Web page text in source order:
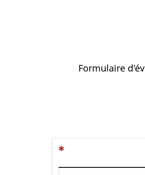
Formulaire
(Cette question est